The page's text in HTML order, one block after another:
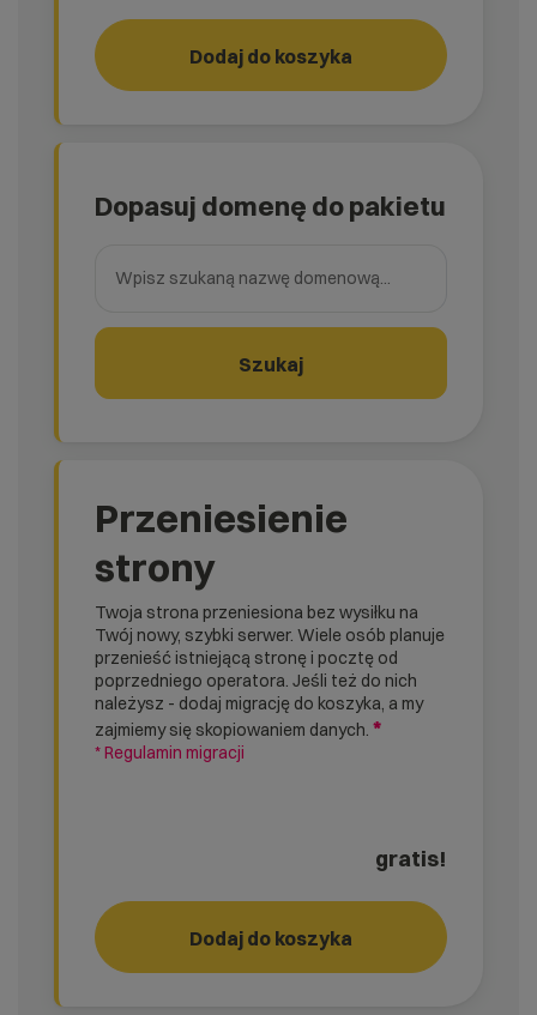
Dodaj do koszyka
Dopasuj domenę do pakietu
Szukaj
Przeniesienie
strony
Twoja strona przeniesiona bez wysiłku na
Twój nowy, szybki serwer. Wiele osób planuje
przenieść istniejącą stronę i pocztę od
poprzedniego operatora. Jeśli też do nich
należysz - dodaj migrację do koszyka, a my
zajmiemy się skopiowaniem danych. *
* Regulamin migracji
gratis!
Dodaj do koszyka Przeniesienie